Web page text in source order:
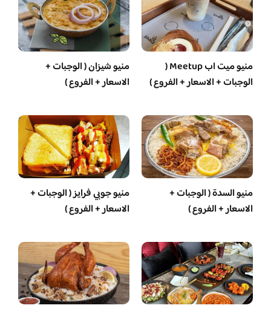
منيو ميت اب Meetup (
الوجبات + الاسعار + الفروع )
منيو شيزان ( الوجبات +
الاسعار + الفروع )
منيو السدة ( الوجبات +
الاسعار + الفروع )
منيو جوبي فرايز ( الوجبات +
الاسعار + الفروع )